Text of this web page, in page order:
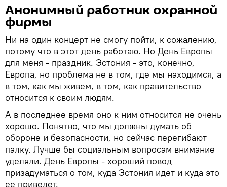
Анонимный работник охранной
фирмы
Ни на один концерт не смогу пойти, к сожалению,
потому что в этот день работаю. Но День Европы
для меня - праздник. Эстония - это, конечно,
Европа, но проблема не в том, где мы находимся, а
в том, как мы живем, в том, как правительство
относится к своим людям.
А в последнее время оно к ним относится не очень
хорошо. Понятно, что мы должны думать об
обороне и безопасности, но сейчас перегибают
палку. Лучше бы социальным вопросам внимание
уделяли. День Европы - хороший повод
призадуматься о том, куда Эстония идет и куда это
ее приведет.